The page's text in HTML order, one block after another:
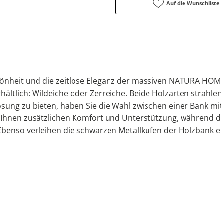
Auf die Wunschliste
und die zeitlose Eleganz der massiven NATURA
Wildeiche oder Zerreiche. Beide Holzarten
zu bieten, haben Sie die Wahl zwischen einer Bank
zusätzlichen Komfort und Unterstützung, während
verleihen die schwarzen Metallkufen der Holzbank